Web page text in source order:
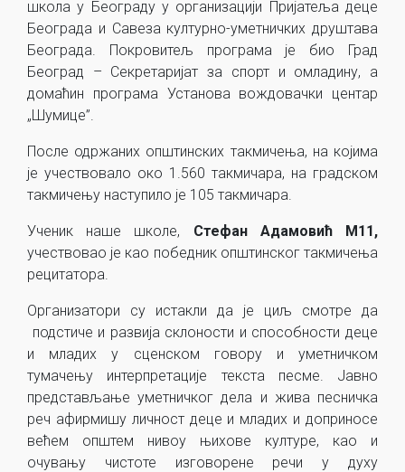
школа у Београду у организацији Пријатеља деце
Београда и Савеза културно-уметничких друштава
Београда. Покровитељ програма је био Град
Београд – Секретаријат за спорт и омладину, а
домаћин програма Установа вождовачки центар
„Шумице”.
После одржаних општинских такмичења, на којима
је учествовало око 1.560 такмичара, на градском
такмичењу наступило је 105 такмичара.
Ученик наше школе, Стефан Адамовић М11,
учествовао је као победник општинског такмичења
рецитатора.
Организатори су истакли да је циљ смотре да
подстиче и развија склоности и способности деце
и младих у сценском говору и уметничком
тумачењу интерпретације текста песме. Јавно
представљање уметничког дела и жива песничка
реч афирмишу личност деце и младих и доприносе
већем општем нивоу њихове културе, као и
очувању чистоте изговорене речи у духу